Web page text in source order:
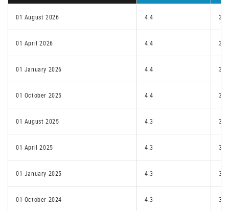
01 August 2026 4.4 3.2
01 April 2026 4.4 3.2
01 January 2026 4.4 3.2
01 October 2025 4.4 3.2
01 August 2025 4.3 3.2
01 April 2025 4.3 3.2
01 January 2025 4.3 3.2
01 October 2024 4.3 3.2